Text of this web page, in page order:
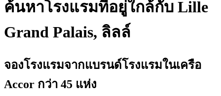
ค้นหาโรงแรมที่อยู่ใกล้กับ Lille
Grand Palais, ลิลล์
จองโรงแรมจากแบรนด์โรงแรมในเครือ
Accor กว่า 45 แห่ง